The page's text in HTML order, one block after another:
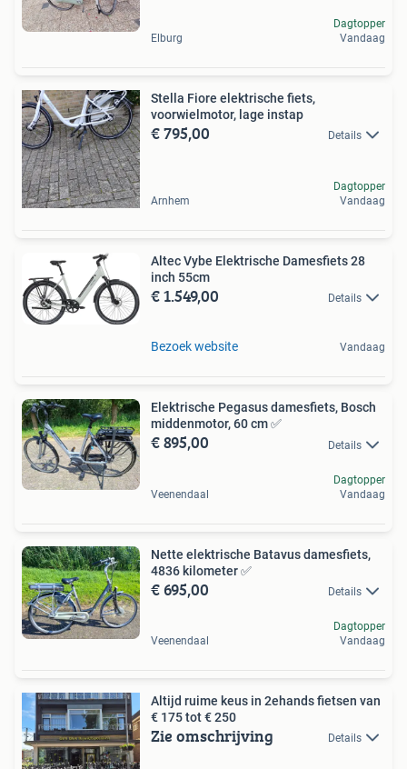
Elburg
Dagtopper
Vandaag
Stella Fiore elektrische fiets,
voorwielmotor, lage instap
€ 795,00 Details
Arnhem
Dagtopper
Vandaag
Altec Vybe Elektrische Damesfiets 28
inch 55cm
€ 1.549,00 Details
Bezoek website Vandaag
Elektrische Pegasus damesfiets, Bosch
middenmotor, 60 cm ✅️
€ 895,00 Details
Veenendaal
Dagtopper
Vandaag
Nette elektrische Batavus damesfiets,
4836 kilometer ✅️
€ 695,00 Details
Veenendaal
Dagtopper
Vandaag
Altijd ruime keus in 2ehands fietsen van
€ 175 tot € 250
Zie omschrijving Details